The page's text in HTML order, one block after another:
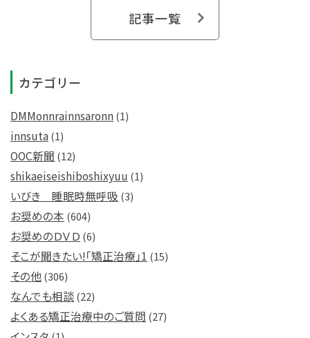
記事一覧
カテゴリー
DMMonnrainnsaronn(1)
innsuta(1)
OOC新聞 (12)
shikaeiseishiboshixyuu (1)
いびき 睡眠時無呼吸 (3)
お奨めの本 (604)
お奨めのＤＶＤ (6)
そこが聞きたい!「矯正治療」1 (15)
その他(306)
なんでも相談(22)
よくある矯正治療中のご質問 (27)